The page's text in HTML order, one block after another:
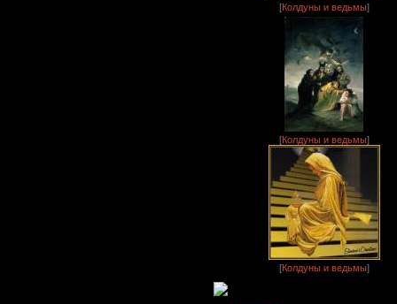
[Колдуны и ведьмы]
[Колдуны и ведьмы]
[Колдуны и ведьмы]